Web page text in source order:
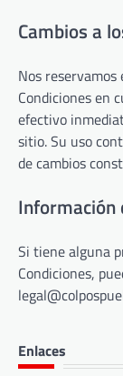
Cambios a
Nos
Condiciones en
efectivo
sitio. Su uso
de cambios
Información
Si tiene alguna
Condiciones,
Enlaces